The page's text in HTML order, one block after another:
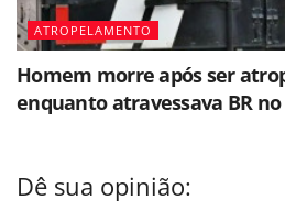
ATROPELAMENTO
Homem morre após ser
enquanto atravessava BR
Dê sua opinião: